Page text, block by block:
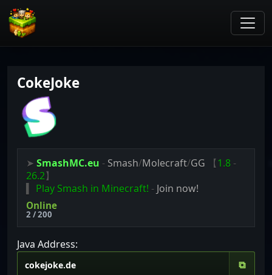
CokeJoke
➤SmashMC.eu -Smash/Molecraft/GG 【1.8 -
26.2】
Play Smash in Minecraft! - Join now!
Online
2 / 200
Java Address:
⧉